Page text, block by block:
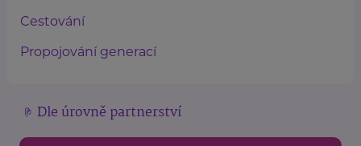
Cestování
Propojování generací
Dle úrovně partnerství